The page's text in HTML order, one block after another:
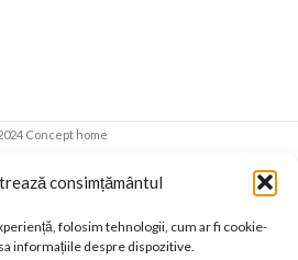
consimțământul
folosim tehnologii, cum ar fi cookie-
informațiile despre dispozitive.
Concept home